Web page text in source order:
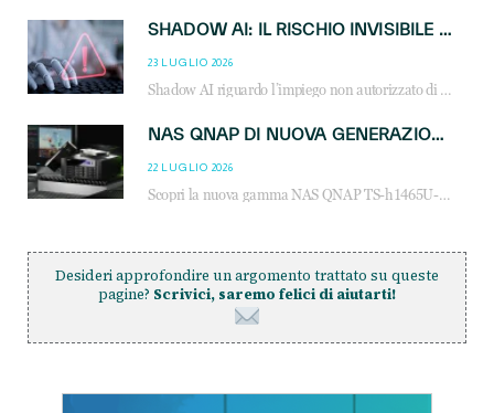
SHADOW AI: IL RISCHIO INVISIBILE CHE LE AZIENDE POSSONO GOVERNARE
23 LUGLIO 2026
Shadow AI riguardo l’impiego non autorizzato di sistemi AI all’interno dell’azienda. E’ una pratica che si diffonde a partire dai dipendenti fino ai dirigenti e mette a repentaglio la cybersecurity, con costi più elevati per le organizzazioni. Due recenti report illustrano il fenomeno e forniscono dati in merito
NAS QNAP DI NUOVA GENERAZIONE: PIÙ PRESTAZIONI, SCALABILITÀ E PROTEZIONE DEI DATI PER LE INFRASTRUTTURE IT MODERNE
22 LUGLIO 2026
Scopri la nuova gamma NAS QNAP TS-h1465U-RP, TS-h1065eU e TS-h665U: storage aziendale con ZFS, DDR5, E1.S NVMe e connettività 2.5GbE per backup, virtualizzazione e cybersecurity.
Desideri approfondire un argomento trattato su queste
pagine? Scrivici, saremo felici di aiutarti!